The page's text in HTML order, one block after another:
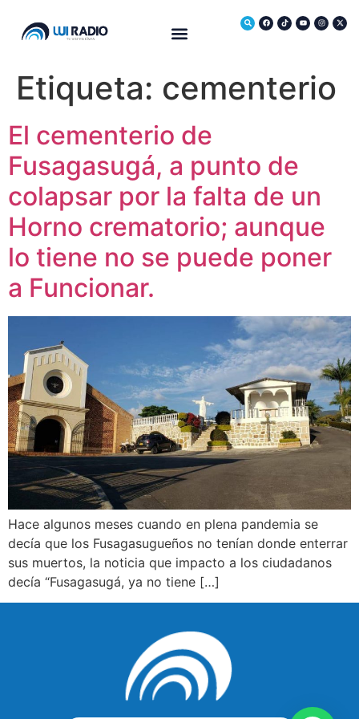
Etiqueta: cementerio
El cementerio de
Fusagasugá, a punto de
colapsar por la falta de un
Horno crematorio; aunque
lo tiene no se puede poner
a Funcionar.
Hace algunos meses cuando en plena pandemia se
decía que los Fusagasugueños no tenían donde enterrar
sus muertos, la noticia que impacto a los ciudadanos
decía “Fusagasugá, ya no tiene […]